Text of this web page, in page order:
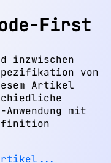
First
inzwischen
von
Artikel
mit